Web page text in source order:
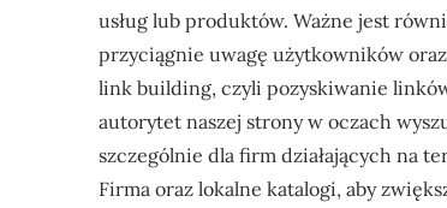
usług lub produktów. Ważne jest
przyciągnie uwagę użytkowników
link building, czyli pozyskiwanie
autorytet naszej strony w oczach
szczególnie dla firm działających na
Firma oraz lokalne katalogi, aby